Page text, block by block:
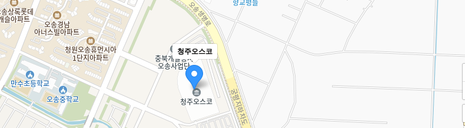
청주오스코